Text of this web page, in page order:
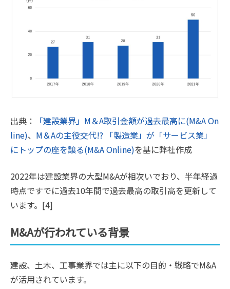
出典：
「建設業界」M＆A取引金額が過去最高に(M&A On
line)、 M＆Aの主役交代!? 「製造業」が「サービス業」
にトップの座を譲る(M&A Online)を基に弊社作成
2022年は建設業界の大型M&Aが相次いでおり、半年経過
時点ですでに過去10年間で過去最高の取引高を更新して
います。[4]
M&Aが行われている背景
建設、土木、工事業界では主に以下の目的・戦略でM&A
が活用されています。